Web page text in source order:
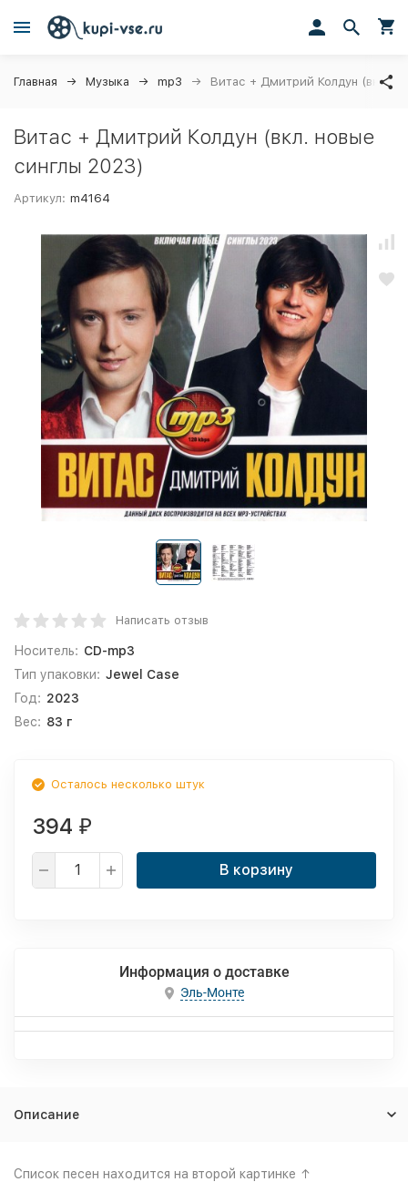
Главная Музыка mp3 Витас + Дмитрий Колдун (вкл.
Витас + Дмитрий Колдун (вкл. новые
синглы 2023)
Артикул: m4164
Написать отзыв
Носитель: CD-mp3
Тип упаковки: Jewel Case
Год: 2023
Вес: 83 г
Осталось несколько штук
394 ₽
В корзину
Информация о доставке
Эль-Монте
Описание
Список песен находится на второй картинке ↑